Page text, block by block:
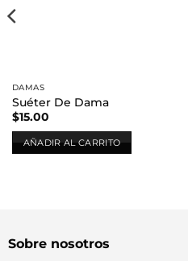
DAMAS
Suéter De Dama
$15.00
AÑADIR AL CARRITO
Sobre nosotros